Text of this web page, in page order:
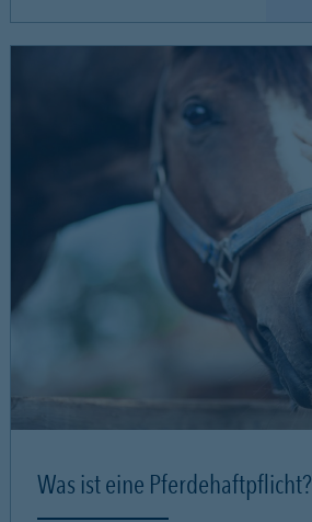
Was ist eine Pferdehaftpflicht?